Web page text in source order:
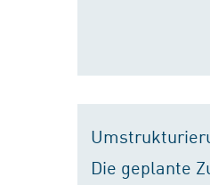
Die geplante